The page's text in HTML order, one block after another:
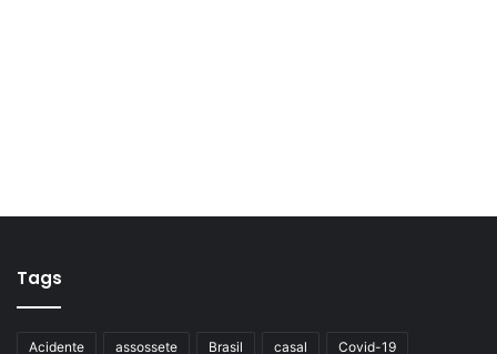
Tags
Acidente assossete Brasil casal Covid-19